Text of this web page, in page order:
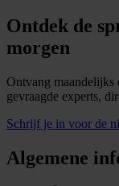
Ontdek de
morgen
Ontvang maandelijks
gevraagde experts,
Schrijf je in voor de
Algemene